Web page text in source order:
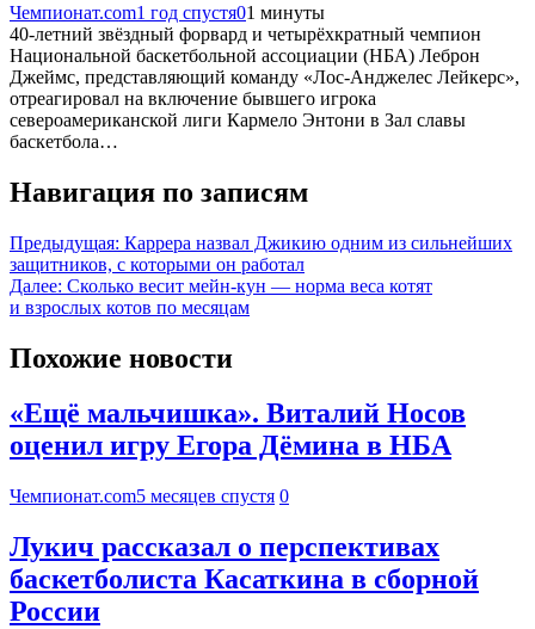
Чемпионат.com1 год спустя01 минуты
40-летний звёздный форвард и четырёхкратный чемпион
Национальной баскетбольной ассоциации (НБА) Леброн
Джеймс, представляющий команду «Лос-Анджелес Лейкерс»,
отреагировал на включение бывшего игрока
североамериканской лиги Кармело Энтони в Зал славы
баскетбола…
Навигация по записям
Предыдущая: Каррера назвал Джикию одним из сильнейших
защитников, с которыми он работал
Далее: Сколько весит мейн-кун — норма веса котят
и взрослых котов по месяцам
Похожие новости
«Ещё мальчишка». Виталий Носов
оценил игру Егора Дёмина в НБА
Чемпионат.com5 месяцев спустя 0
Лукич рассказал о перспективах
баскетболиста Касаткина в сборной
России